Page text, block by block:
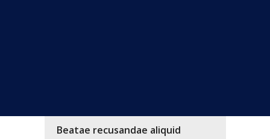
Beatae recusandae aliquid